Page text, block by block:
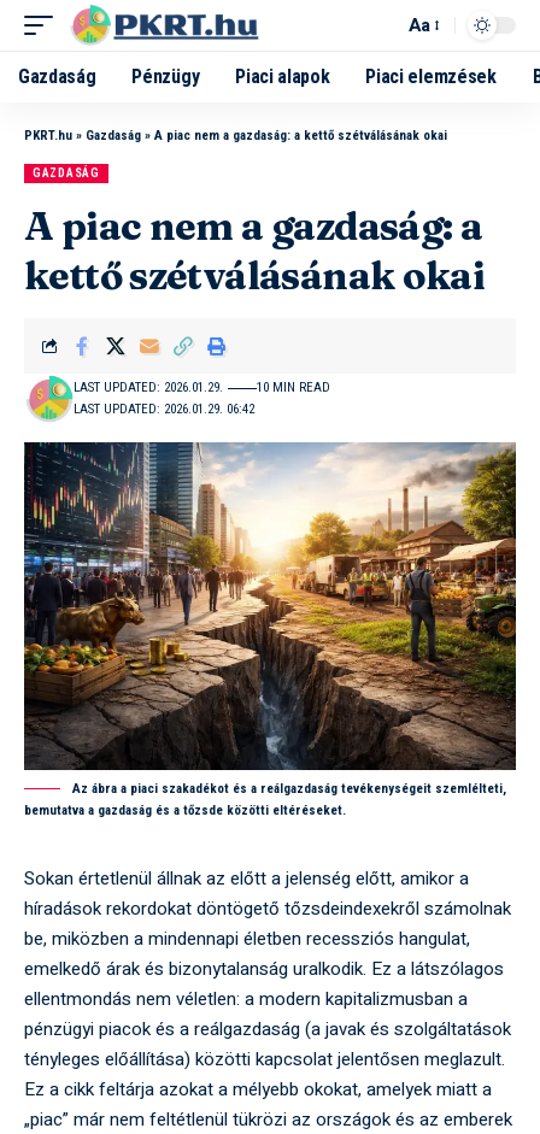
Aa
Gazdaság Pénzügy Piaci alapok Piaci elemzések
PKRT.hu » Gazdaság » A piac nem a gazdaság: a kettő szétválásának okai
GAZDASÁG
A piac nem a gazdaság: a
kettő szétválásának okai
LAST UPDATED: 2026.01.29. 06:42
LAST UPDATED: 2026.01.29. 10 MIN READ
Az ábra a piaci szakadékot és a reálgazdaság tevékenységeit szemlélteti,
bemutatva a gazdaság és a tőzsde közötti eltéréseket.
Sokan értetlenül állnak az előtt a jelenség előtt, amikor a
híradások rekordokat döntögető tőzsdeindexekről számolnak
be, miközben a mindennapi életben recessziós hangulat,
emelkedő árak és bizonytalanság uralkodik. Ez a látszólagos
ellentmondás nem véletlen: a modern kapitalizmusban a
pénzügyi piacok és a reálgazdaság (a javak és szolgáltatások
tényleges előállítása) közötti kapcsolat jelentősen meglazult.
Ez a cikk feltárja azokat a mélyebb okokat, amelyek miatt a
„piac” már nem feltétlenül tükrözi az országok és az emberek